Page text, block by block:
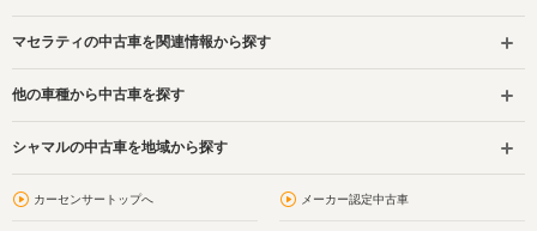
マセラティの中古車を関連情報から探す
他の車種から中古車を探す
シャマルの中古車を地域から探す
カーセンサートップへ メーカー認定中古車